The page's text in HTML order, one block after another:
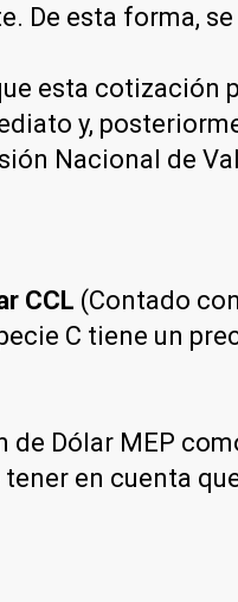
De esta forma,
esta cotización
y,
Nacional de
CCL (Contado
C tiene un
de Dólar MEP
tener en cuenta